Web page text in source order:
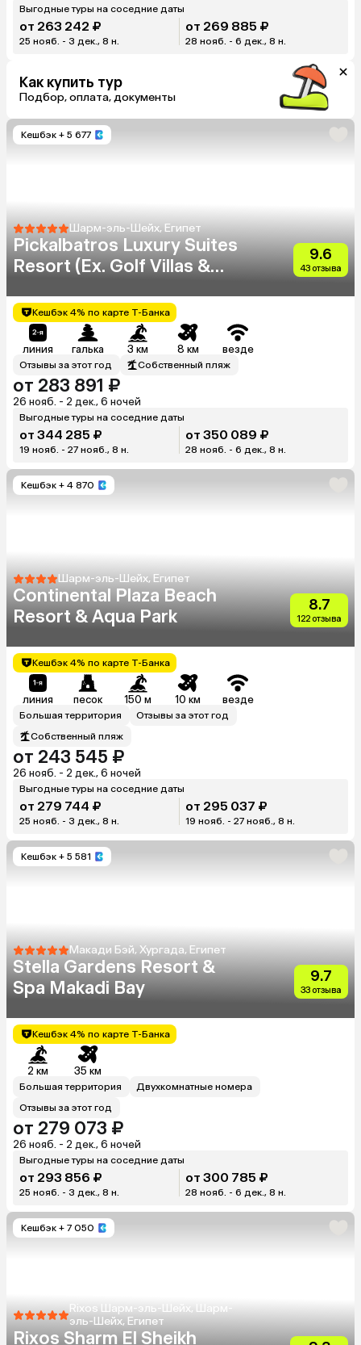
Выгодные туры на соседние даты
от 263 242 ₽
25 нояб. - 3 дек., 8 н.
от 269 885 ₽
28 нояб. - 6 дек., 8 н.
Как купить тур
Подбор, оплата, документы
Кешбэк + 5 677
Шарм-эль-Шейх, Египет
Pickalbatros Luxury Suites
Resort (Ex. Golf Villas &
9.6
43 отзыва
Кешбэк 4% по карте Т-Банка
линия галька 3 км 8 км везде
Отзывы за этот год Собственный пляж
от 283 891 ₽
26 нояб. - 2 дек., 6 ночей
Выгодные туры на соседние даты
от 344 285 ₽
19 нояб. - 27 нояб., 8 н.
от 350 089 ₽
28 нояб. - 6 дек., 8 н.
Кешбэк + 4 870
Шарм-эль-Шейх, Египет
Continental Plaza Beach
Resort & Aqua Park
8.7
122 отзыва
Кешбэк 4% по карте Т-Банка
линия песок 150 м 10 км везде
Большая территория
Отзывы за этот год
Собственный пляж
от 243 545 ₽
26 нояб. - 2 дек., 6 ночей
Выгодные туры на соседние даты
от 279 744 ₽
25 нояб. - 3 дек., 8 н.
от 295 037 ₽
19 нояб. - 27 нояб., 8 н.
Кешбэк + 5 581
Макади Бэй, Хургада, Египет
Stella Gardens Resort &
Spa Makadi Bay
9.7
33 отзыва
Кешбэк 4% по карте Т-Банка
2 км 35 км
Большая территория
Двухкомнатные номера
Отзывы за этот год
от 279 073 ₽
26 нояб. - 2 дек., 6 ночей
Выгодные туры на соседние даты
от 293 856 ₽
25 нояб. - 3 дек., 8 н.
от 300 785 ₽
28 нояб. - 6 дек., 8 н.
Кешбэк + 7 050
Rixos Шарм-эль-Шейх, Шарм-
эль-Шейх, Египет
Rixos Sharm El Sheikh